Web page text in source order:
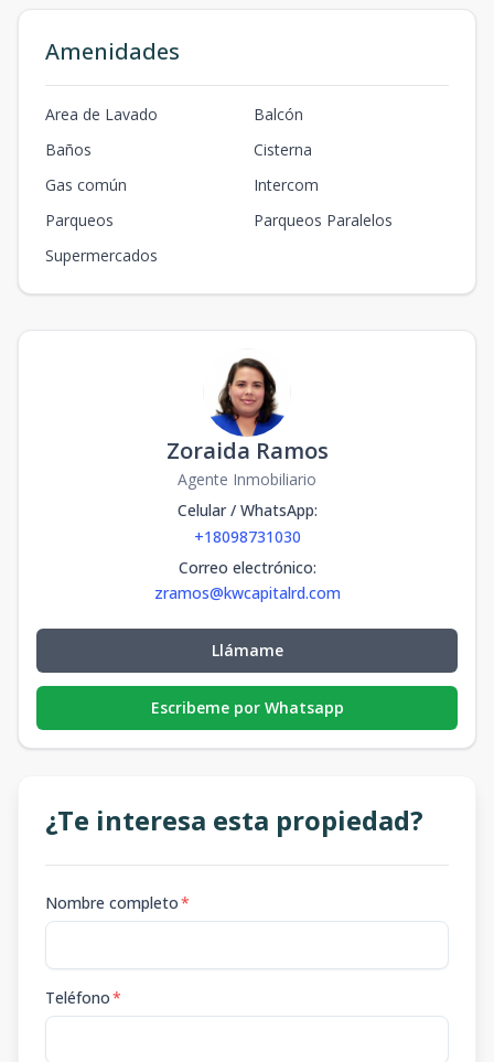
Amenidades
Area de Lavado
Balcón
Baños
Cisterna
Gas común
Intercom
Parqueos
Parqueos Paralelos
Supermercados
Zoraida Ramos
Agente Inmobiliario
Celular / WhatsApp:
+18098731030
Correo electrónico:
zramos@kwcapitalrd.com
Llámame
Escribeme por Whatsapp
¿Te interesa esta propiedad?
Nombre completo*
Teléfono*